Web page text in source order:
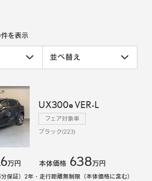
件を表示
並べ替え
UX300e VER-L
フェア対象車
ブラック(223)
万円 本体価格 638万円
保証）2年・走行距離無制限（本体価格に含む）